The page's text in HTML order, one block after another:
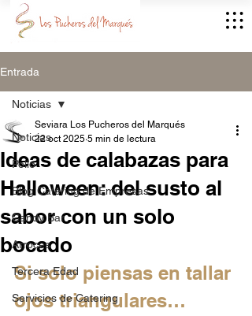
Entrada
Noticias
Pollo
Blog Catering de Empresas
Candy Bar
Arroces
Tercera Edad
Servicios de Catering
Noticias
Ideas de calabazas para
Halloween: del susto al
sabor con un solo
bocado
Seviara Los Pucheros del Marqués
22 oct 2025 5 min de lectura
Si solo piensas en tallar
ojos triangulares…